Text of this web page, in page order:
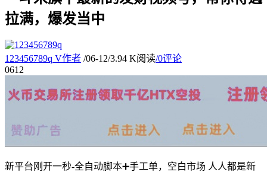
拉满，爆发当中
123456789q V作者 /06-12/3.94 K阅读/0评论
0612
新平台刚开一秒-全自动脚本➕手工单，空白市场 人人都是新